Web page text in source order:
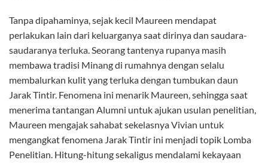
Tanpa dipahaminya, sejak kecil Maureen mendapat
perlakukan lain dari keluarganya saat dirinya dan saudara-
saudaranya terluka. Seorang tantenya rupanya masih
membawa tradisi Minang di rumahnya dengan selalu
membalurkan kulit yang terluka dengan tumbukan daun
Jarak Tintir. Fenomena ini menarik Maureen, sehingga saat
menerima tantangan Alumni untuk ajukan usulan penelitian,
Maureen mengajak sahabat sekelasnya Vivian untuk
mengangkat fenomena Jarak Tintir ini menjadi topik Lomba
Penelitian. Hitung-hitung sekaligus mendalami kekayaan